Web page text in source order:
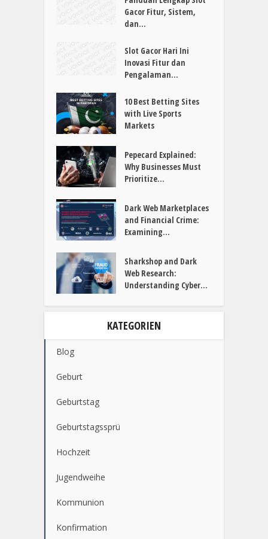
Gacor Fitur, Sistem,
dan...
Slot Gacor Hari Ini
Inovasi Fitur dan
Pengalaman...
10 Best Betting Sites
with Live Sports
Markets
Pepecard Explained:
Why Businesses Must
Prioritize...
Dark Web Marketplaces
and Financial Crime:
Examining...
Sharkshop and Dark
Web Research:
Understanding Cyber...
KATEGORIEN
Blog
Geburt
Geburtstag
Geburtstagssprü
Hochzeit
Jugendweihe
Kommunion
Konfirmation